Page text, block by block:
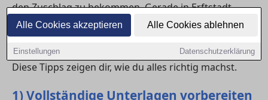
Alle Cookies akzeptieren Alle Cookies ablehnen
Einstellungen Datenschutzerklärung
den Zuschlag zu bekommen. Gerade in Erftstadt
gehört häufig zu den Regionen mit hoher Nachfrage.
Mit einer professionellenWohnungsbewerbung
kannst du dich klar von der Konkurrenz abheben.
Diese Tipps zeigen dir, wie du alles richtig machst.
1) Vollständige Unterlagen vorbereiten